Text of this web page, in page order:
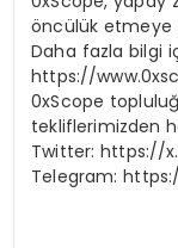
öncülük
Daha fazla bilgi
https://
0xScope
tekliflerimizden
Twitter: https://
Telegram: